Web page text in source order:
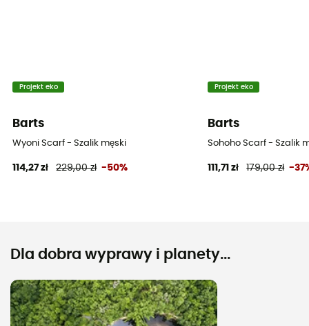
Projekt eko
Barts
Wyoni Scarf - Szalik męski
114,27 zł 229,00 zł -50%
Projekt eko
Barts
Sohoho Scarf - Szalik
111,71 zł 179,00 zł -
Dla dobra wyprawy i planety...